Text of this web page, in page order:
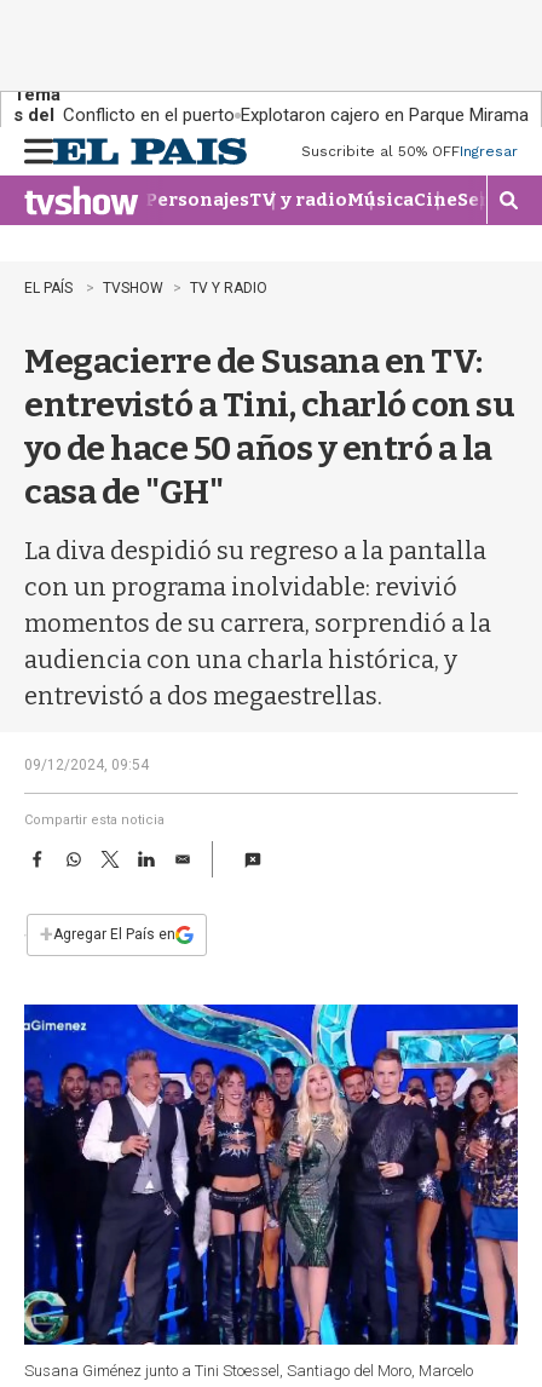
Tema
s del
día:
Conflicto en el puerto Explotaron cajero en Parque Miramar
n
u
Suscribite al 50% OFFIngresar
PersonajesTV y radioMúsicaCineSeries
M
o
�
EL PAÍS TVSHOW TV Y RADIO
Megacierre de Susana en TV:
entrevistó a Tini, charló con su
yo de hace 50 años y entró a la
casa de "GH"
La diva despidió su regreso a la pantalla
con un programa inolvidable: revivió
momentos de su carrera, sorprendió a la
audiencia con una charla histórica, y
entrevistó a dos megaestrellas.
09/12/2024, 09:54
Compartir esta noticia
F
e
b
k
W
s
p
T
w
t
L
n
E
i
l
+Agregar El País en
Susana Giménez junto a Tini Stoessel, Santiago del Moro, Marcelo